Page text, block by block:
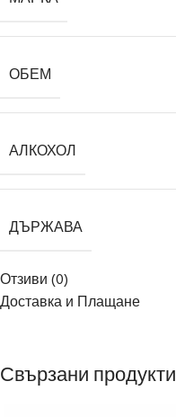
ОБЕМ
АЛКОХОЛ
ДЪРЖАВА
Отзиви (0)
Доставка и Плащане
Свързани продукти